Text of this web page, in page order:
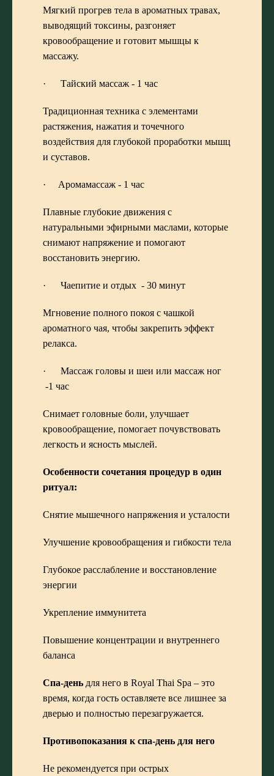
Мягкий прогрев тела в ароматных травах,
выводящий токсины, разгоняет
кровообращение и готовит мышцы к
массажу.
· Тайский массаж - 1 час
Традиционная техника с элементами
растяжения, нажатия и точечного
воздействия для глубокой проработки мышц
и суставов.
· Аромамассаж - 1 час
Плавные глубокие движения с
натуральными эфирными маслами, которые
снимают напряжение и помогают
восстановить энергию.
· Чаепитие и отдых - 30 минут
Мгновение полного покоя с чашкой
ароматного чая, чтобы закрепить эффект
релакса.
· Массаж головы и шеи или массаж ног
-1 час
Снимает головные боли, улучшает
кровообращение, помогает почувствовать
легкость и ясность мыслей.
Особенности сочетания процедур в один
ритуал:
Снятие мышечного напряжения и усталости
Улучшение кровообращения и гибкости тела
Глубокое расслабление и восстановление
энергии
Укрепление иммунитета
Повышение концентрации и внутреннего
баланса
Спа-день для него в Royal Thai Spa – это
время, когда гость оставляете все лишнее за
дверью и полностью перезагружается.
Противопоказания к спа-день для него
Не рекомендуется при острых